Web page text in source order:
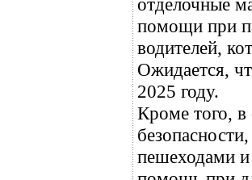
отделочные
помощи при
водителей,
Ожидается,
2025 году.
Кроме того,
пешеходами и